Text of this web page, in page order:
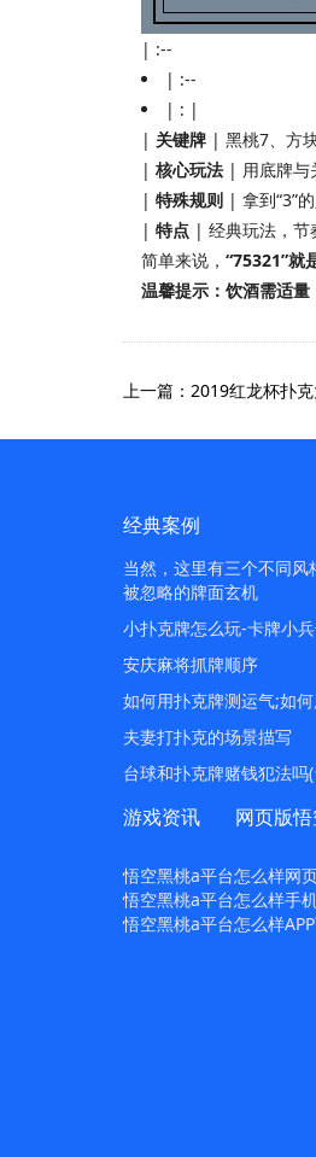
| :--
| :--
| : |
| 关键牌 | 黑桃7、方
| 核心玩法 | 用底牌与
| 特殊规则 | 拿到“3”
| 特点 | 经典玩法，
简单来说， “75321”就
温馨提示：饮酒需适量
上一篇：2019红龙杯扑
经典案例
当然，这里有三个不同
被忽略的牌面玄机
小扑克牌怎么玩-卡牌小
安庆麻将抓牌顺序
如何用扑克牌测运气;如
夫妻打扑克的场景描写
台球和扑克牌赌钱犯法
游戏资讯 网页版
悟空黑桃a平台怎么样网
悟空黑桃a平台怎么样手
悟空黑桃a平台怎么样